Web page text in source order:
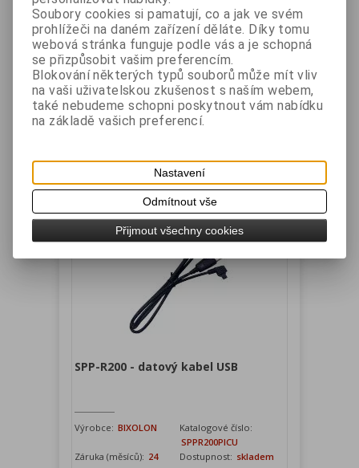
Výrobce:BIXOLON
Katalogové číslo:
SPPR200PICS
Záruka (měsíců): 24 Dostupnost: skladem
Datový RS-232 kabel se speciální redukcí k
tiskárně Bixolon SPP-R200.
Vaše cena s DPH:
Přidat do košíku
SPP-R200 - datový kabel USB
Výrobce: BIXOLON
Katalogové číslo:
SPPR200PICU
Záruka (měsíců): 24 Dostupnost: skladem
Soubory cookies si pamatují, co a jak ve svém
prohlížeči na daném zařízení děláte. Díky tomu
webová stránka funguje podle vás a je schopná
se přizpůsobit vašim preferencím.
Blokování některých typů souborů může mít vliv
na vaši uživatelskou zkušenost s naším webem,
také nebudeme schopni poskytnout vám nabídku
na základě vašich preferencí.
Nastavení
Odmítnout vše
Přijmout všechny cookies